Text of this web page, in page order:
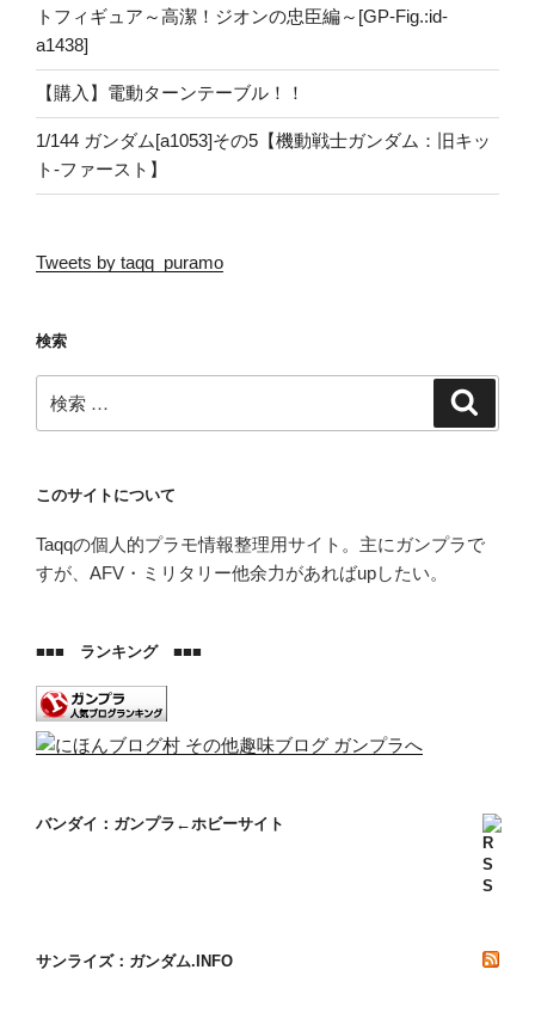
トフィギュア～高潔！ジオンの忠臣編～[GP-Fig.:id-
a1438]
【購入】電動ターンテーブル！！
1/144 ガンダム[a1053]その5【機動戦士ガンダム：旧キッ
ト-ファースト】
Tweets by taqq_puramo
検索
索:
このサイトについて
Taqqの個人的プラモ情報整理用サイト。主にガンプラで
すが、AFV・ミリタリー他余力があればupしたい。
■■■ ランキング ■■■
バンダイ：ガンプラ←ホビーサイト
サンライズ：ガンダム.INFO